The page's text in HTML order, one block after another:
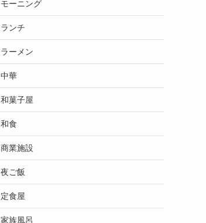
モーニング
ランチ
ラーメン
中華
和菓子屋
和食
商業施設
夜ご飯
定食屋
家族風呂